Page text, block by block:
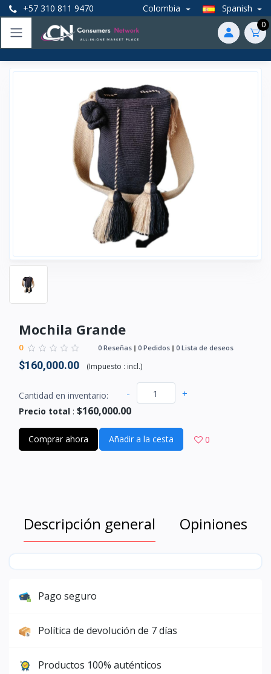
+57 310 811 9470 Colombia Spanish
0
Mochila Grande
0 0 Reseñas 0 Pedidos 0 Lista de deseos
$160,000.00 (Impuesto : incl.)
Cantidad en inventario: - +
Precio total : $160,000.00
Comprar ahora Añadir a la cesta 0
Descripción general Opiniones
Pago seguro
Política de devolución de 7 días
Productos 100% auténticos